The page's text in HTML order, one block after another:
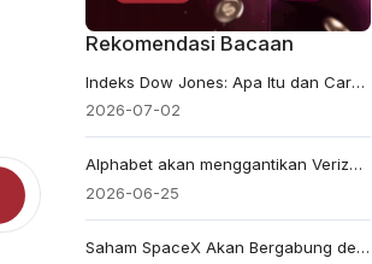
Rekomendasi Bacaan
Indeks Dow Jones: Apa Itu dan Cara Memperdagangkannya
2026-07-02
Alphabet akan menggantikan Verizon di Dow Jones, tetapi keraguan terkait AI membebani saham GOOGL
2026-06-25
Saham SpaceX Akan Bergabung dengan Nasdaq-100 pada 7 Juli: Perdagangan Indeks Kini Semakin Besar